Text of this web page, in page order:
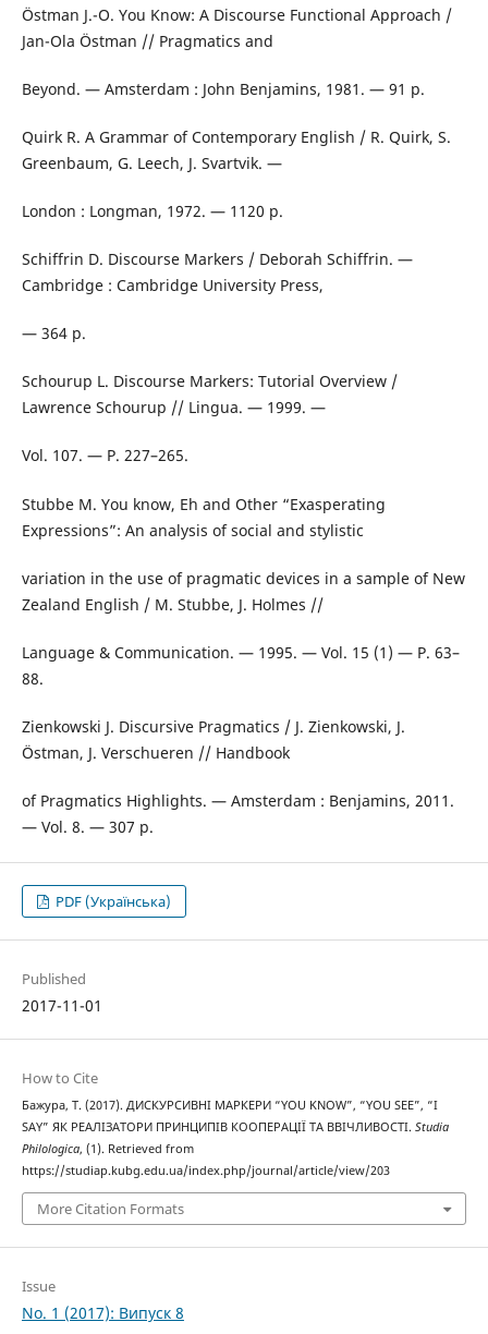
Östman J.-O. You Know: A Discourse Functional Approach /
Jan-Ola Östman // Pragmatics and
Beyond. — Amsterdam : John Benjamins, 1981. — 91 p.
Quirk R. A Grammar of Contemporary English / R. Quirk, S.
Greenbaum, G. Leech, J. Svartvik. —
London : Longman, 1972. — 1120 p.
Schiffrin D. Discourse Markers / Deborah Schiffrin. —
Cambridge : Cambridge University Press,
— 364 p.
Schourup L. Discourse Markers: Tutorial Overview /
Lawrence Schourup // Lingua. — 1999. —
Vol. 107. — P. 227–265.
Stubbe M. You know, Eh and Other “Exasperating
Expressions”: An analysis of social and stylistic
variation in the use of pragmatic devices in a sample of New
Zealand English / M. Stubbe, J. Holmes //
Language & Communication. — 1995. — Vol. 15 (1) — P. 63–
88.
Zienkowski J. Discursive Pragmatics / J. Zienkowski, J.
Östman, J. Verschueren // Handbook
of Pragmatics Highlights. — Amsterdam : Benjamins, 2011.
— Vol. 8. — 307 p.
PDF (Українська)
Published
2017-11-01
How to Cite
Бажура, Т. (2017). ДИСКУРСИВНІ МАРКЕРИ “YOU KNOW”, “YOU SEE”, “I
SAY” ЯК РЕАЛІЗАТОРИ ПРИНЦИПІВ КООПЕРАЦІЇ ТА ВВІЧЛИВОСТІ. Studia
Philologica, (1). Retrieved from
https://studiap.kubg.edu.ua/index.php/journal/article/view/203
More Citation Formats
Issue
No. 1 (2017): Випуск 8